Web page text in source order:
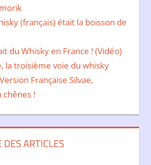
(français) était la boisson de
du Whisky en France ! (Vidéo)
la troisième voie du whisky
Française Silvae,
chênes !
DES ARTICLES